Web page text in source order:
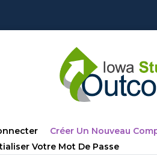
Créer Un Nouveau
Votre Mot De Passe